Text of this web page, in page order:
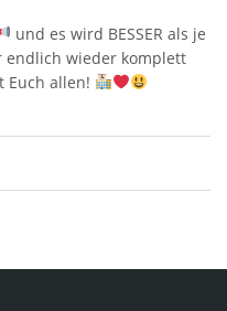
und es wird BESSER als je
endlich wieder komplett
Euch allen!